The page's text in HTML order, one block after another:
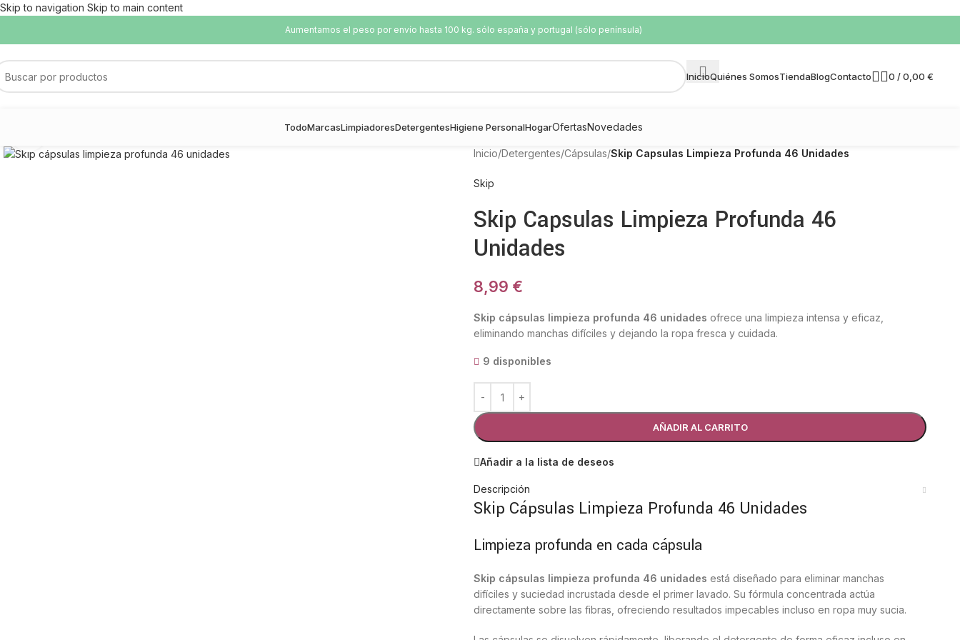
Skip to navigation Skip to main content
Aumentamos el peso por envío hasta 100 kg. sólo españa y portugal (sólo península)
InicioQuiénes SomosTiendaBlogContacto 0 /0,00 €
TodoMarcasLimpiadoresDetergentesHigiene PersonalHogarOfertasNovedades
Inicio/Detergentes/Cápsulas/Skip Capsulas Limpieza Profunda 46 Unidades
Skip
Skip Capsulas Limpieza Profunda 46
Unidades
8,99 €
Skip cápsulas limpieza profunda 46 unidades ofrece una limpieza intensa y eficaz,
eliminando manchas difíciles y dejando la ropa fresca y cuidada.
9 disponibles
AÑADIR AL CARRITO
Añadir a la lista de deseos
Descripción
Skip Cápsulas Limpieza Profunda 46 Unidades
Limpieza profunda en cada cápsula
Skip cápsulas limpieza profunda 46 unidades está diseñado para eliminar manchas
difíciles y suciedad incrustada desde el primer lavado. Su fórmula concentrada actúa
directamente sobre las fibras, ofreciendo resultados impecables incluso en ropa muy sucia.